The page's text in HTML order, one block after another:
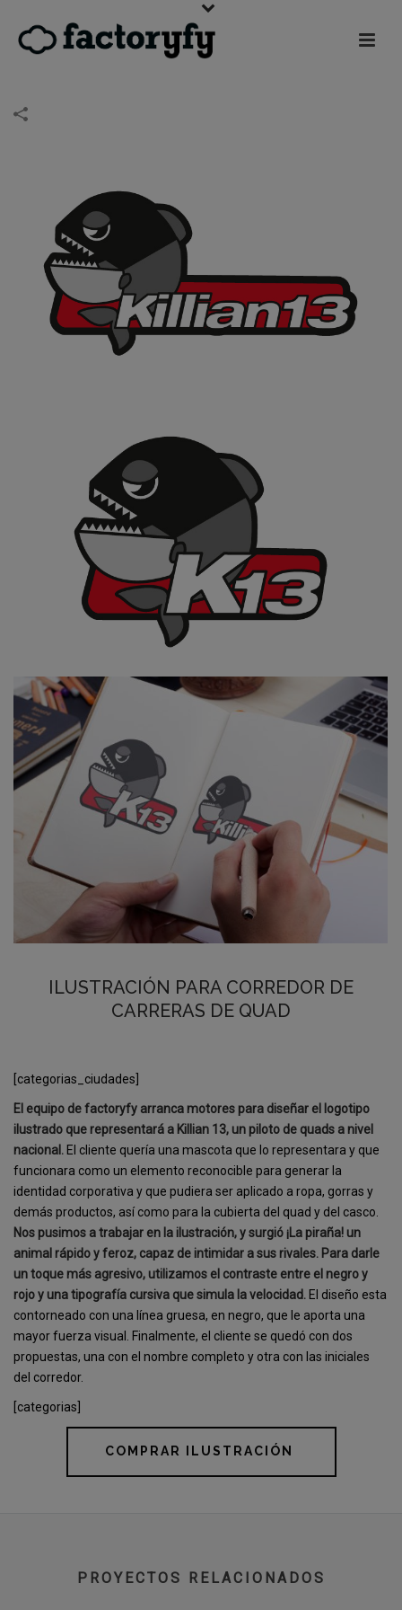
ILUSTRACIÓN PARA CORREDOR DE
CARRERAS DE QUAD
[categorias_ciudades]
El equipo de factoryfy arranca motores para diseñar el logotipo
ilustrado que representará a Killian 13, un piloto de quads a nivel
nacional. El cliente quería una mascota que lo representara y que
funcionara como un elemento reconocible para generar la
identidad corporativa y que pudiera ser aplicado a ropa, gorras y
demás productos, así como para la cubierta del quad y del casco.
Nos pusimos a trabajar en la ilustración, y surgió ¡La piraña! un
animal rápido y feroz, capaz de intimidar a sus rivales. Para darle
un toque más agresivo, utilizamos el contraste entre el negro y
rojo y una tipografía cursiva que simula la velocidad. El diseño esta
contorneado con una línea gruesa, en negro, que le aporta una
mayor fuerza visual. Finalmente, el cliente se quedó con dos
propuestas, una con el nombre completo y otra con las iniciales
del corredor.
[categorias]
COMPRAR ILUSTRACIÓN
PROYECTOS RELACIONADOS